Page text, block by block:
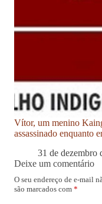
Vítor, um menino
assassinado enquanto
31 de dezembro
Deixe um comentário
O seu endereço de e-mail
são marcados com *